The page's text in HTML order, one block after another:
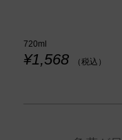
720ml
¥1,568 （税込）